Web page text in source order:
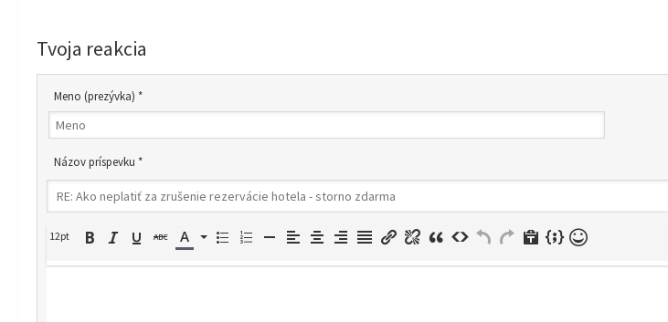
Tvoja reakcia
Meno (prezývka) *
Názov príspevku *
12pt